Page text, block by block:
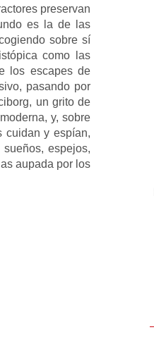
preservan
es la de las
sobre sí
como las
los escapes de
pasando por
un grito de
y, sobre
cuidan y espían,
espejos,
aupada por los